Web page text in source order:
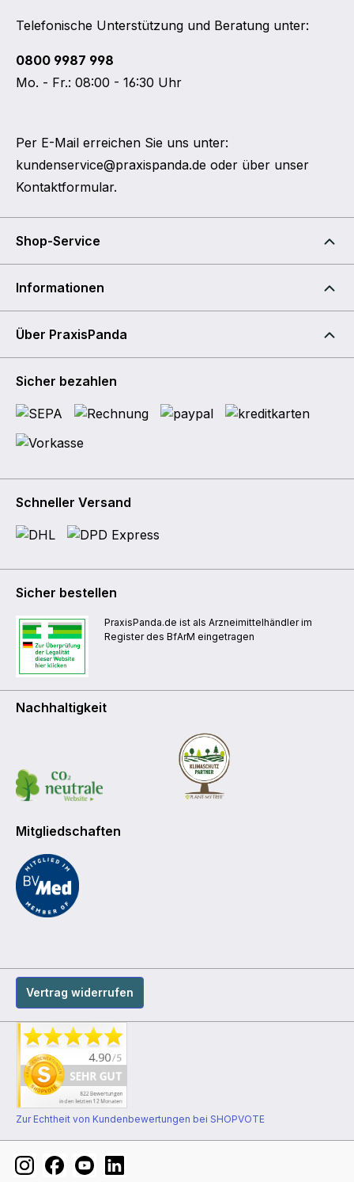
Telefonische Unterstützung und Beratung unter:
0800 9987 998
Mo. - Fr.: 08:00 - 16:30 Uhr
Per E-Mail erreichen Sie uns unter:
kundenservice@praxispanda.de oder über unser
Kontaktformular.
Shop-Service
Informationen
Über PraxisPanda
Sicher bezahlen
Schneller Versand
Sicher bestellen
PraxisPanda.de ist als Arzneimittelhändler im
Register des BfArM eingetragen
Nachhaltigkeit
Mitgliedschaften
Vertrag widerrufen
Zur Echtheit von Kundenbewertungen bei SHOPVOTE